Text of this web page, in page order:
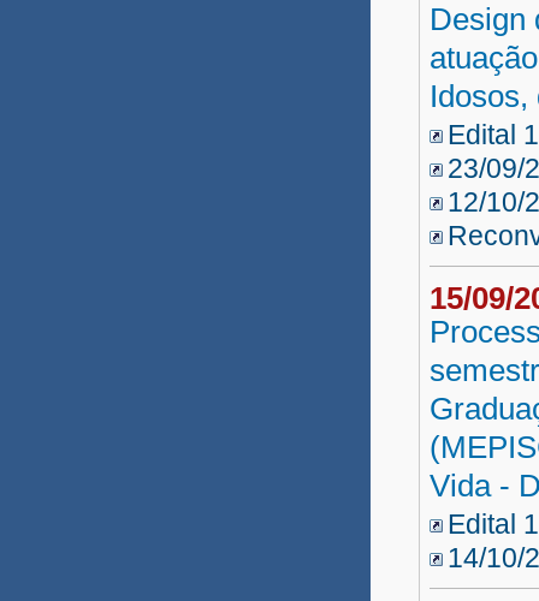
Design
Idosos,
Edital
23/09/
12/10/
15/09/
Vida -
Edital
14/10/